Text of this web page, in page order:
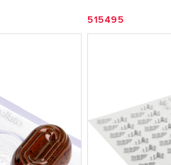
515495